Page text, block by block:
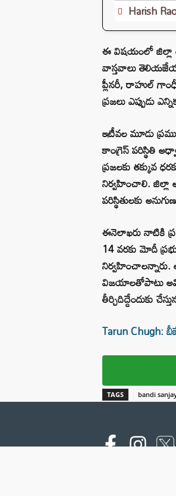
Harish
ఈ విషయంలో జిల్లా
వాస్తవాలు
ప్లీనరీ, రాహుల్
ప్రజలు ఎప్పుడు
ఇటీవల మూడు
కాంగ్రెస్ పరిస్థితి
ప్రజలకు తక్కువ
నిర్వహించాలి. జిల్లా
పరిస్థితులకు
ఈనెలాఖరు నాటికి
14 వరకు మోదీ
విజయాలతోపాటు
తీర్చిదిద్దేందుకు
Tarun
TAGS bandi